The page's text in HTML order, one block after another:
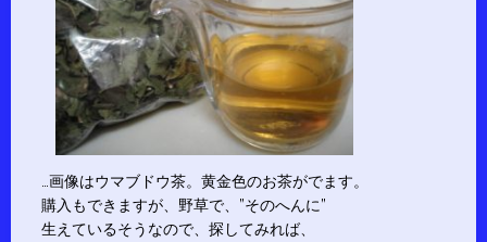
…画像はウマブドウ茶。黄金色のお茶がでます。
購入もできますが、野草で、”そのへんに”
生えているそうなので、探してみれば、